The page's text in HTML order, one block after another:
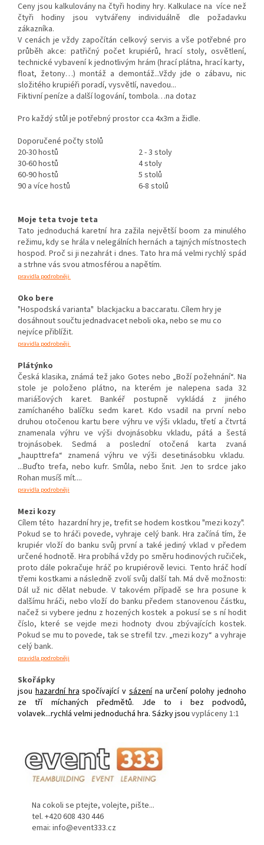
Ceny jsou kalkulovány na čtyři hodiny hry. Kalkulace na více než
čtyři hodiny jsou vytvářeny individuálně dle požadavku
zákazníka.
V cenách je vždy započítán celkový servis a vše potřebné pro
průběh akce: patřičný počet krupiérů, hrací stoly, osvětlení,
technické vybavení k jednotlivým hrám (hrací plátna, hrací karty,
float, žetony…) montáž a demontáž...Vždy jde o zábavu, nic
složitého krupiéři poradí, vysvětlí, navedou...
Fiktivní peníze a další logování, tombola…na dotaz
Pro každý stůl je potřebný prostor cca 4x3m a židle.
Doporučené počty stolů
20-30 hostů
2 - 3 stoly
30-60 hostů
4 stoly
60-90 hostů
5 stolů
90 a více hostů
6-8 stolů
Moje teta tvoje teta
Tato jednoduchá karetní hra zažila největší boom za minulého
režimu, kdy se hrála v nelegálních hernách a tajných místnostech
hospod. Proč si ji nezahrát i dnes. Tato hra má velmi rychlý spád
a strhne vás svou atmosférou a napětím.
pravidla podrobněji
Oko bere
"Hospodská varianta" blackjacku a baccaratu. Cílem hry je
dosáhnout součtu jednadvacet neboli oka, nebo se mu co
nejvíce přiblížit.
pravidla podrobněji
Plátýnko
Česká klasika, známá tež jako Gotes nebo „Boží požehnání“. Na
stole je položeno plátno, na kterém je nalepena sada 32
mariášových karet. Bankéř postupně vykládá z jiného
zamíchaného balíčku sedm karet. Kdo vsadil na první nebo
druhou otočenou kartu bere výhru ve výši vkladu, třetí a čtvrtá
znamenala výhru ve výši dvojnásobku vkladu, pátá a šestá
trojnásobek. Sedmá a poslední otočená karta zvaná
„haupttrefa“ znamená výhru ve výši desetinásobku vkladu.
...Buďto trefa, nebo kufr. Smůla, nebo šnit. Jen to srdce jako
Rohan musíš mít....
pravidla podrobněji
Mezi kozy
Cílem této hazardní hry je, trefit se hodem kostkou "mezi kozy".
Pokud se to hráči povede, vyhraje celý bank. Hra začíná tím, že
krupiér vloží do banku svůj první a také jediný vklad v předem
určené hodnotě. Hra probíhá vždy po směru hodinových ručiček,
proto dále pokračuje hráč po krupiérově levici. Tento hráč hodí
třemi kostkami a následně zvolí svůj další tah. Má dvě možnosti:
Dál už nic dělat nebude. V takovém případě se hra posune k
dalšímu hráči, nebo vloží do banku předem stanovenou částku,
načež si vybere jednu z hozených kostek a pokusí se s ní hodit
číslo, které se vejde mezi hodnoty dvou zbývajících kostek.
Pokud se mu to povede, tak se strefil tzv. „mezi kozy“ a vyhraje
celý bank.
pravidla podrobněji
Skořápky
jsouhazardní hraspočívající v sázenína určení polohy jednoho
ze tří míchaných předmětů. Jde to i bez podvodů,
volavek...rychlá velmi jednoduchá hra. Sázky jsou vypláceny 1:1
Na cokoli se ptejte, volejte, pište...
tel. +420 608 430 446
emai: info@event333.cz